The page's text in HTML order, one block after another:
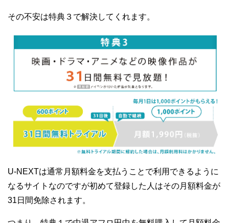
その不安は特典３で解決してくれます。
U-NEXTは通常月額料金を支払うことで利用できるように
なるサイトなのですが初めて登録した人はその月額料金が
31日間免除されます。